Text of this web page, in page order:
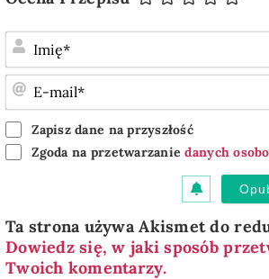
Zapisz dane na przyszłość
Zgoda na przetwarzaniedanych
Ta strona używa Akismet do
Dowiedz się, w jaki sposób
Twoich komentarzy.